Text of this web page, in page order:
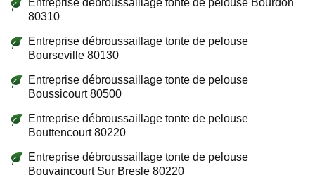
Entreprise débroussaillage tonte de pelouse Bourdon
80310
Entreprise débroussaillage tonte de pelouse
Bourseville 80130
Entreprise débroussaillage tonte de pelouse
Boussicourt 80500
Entreprise débroussaillage tonte de pelouse
Bouttencourt 80220
Entreprise débroussaillage tonte de pelouse
Bouvaincourt Sur Bresle 80220